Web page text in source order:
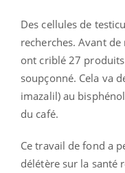
Des cellules de
recherches. Avant
ont criblé 27
soupçonné. Cela va
imazalil) au
du café.
Ce travail de fond a
délétère sur la santé